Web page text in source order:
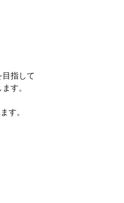
指して
す。
す。